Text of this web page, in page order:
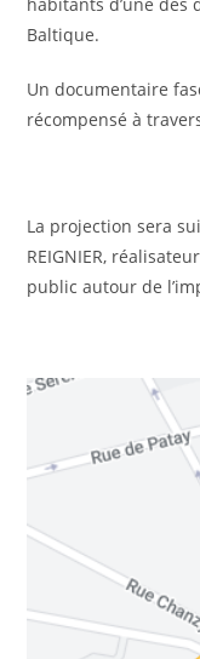
Baltique.
Un documentaire
récompensé à
La projection sera
REIGNIER,
public autour de